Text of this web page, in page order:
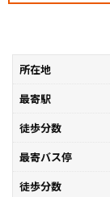
所在地
最寄駅
徒歩分数
最寄バス停
徒歩分数